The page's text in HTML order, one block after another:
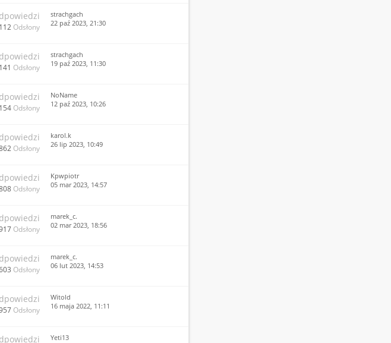
Odsłony
strachgach
22 paź 2023, 21:30
Odsłony
strachgach
19 paź 2023, 11:30
Odsłony
NoName
12 paź 2023, 10:26
Odsłony
karol.k
26 lip 2023, 10:49
Odsłony
Kpwpiotr
05 mar 2023, 14:57
Odsłony
marek_c.
02 mar 2023, 18:56
Odsłony
marek_c.
06 lut 2023, 14:53
Odsłony
Witold
16 maja 2022, 11:11
Yeti13